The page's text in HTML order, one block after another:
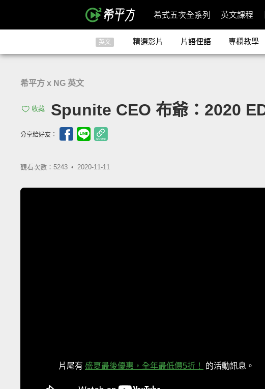
希式五次全系列 英文課程
英文 精選影片 片語俚語 專欄教學
希平方 x NG 英文
收藏 Spunite CEO 布爺：2020
分享給好友：
觀看次數：5243 • 2020-11-11
片尾有 盛夏最後優惠，全年最低價5折！ 的活動訊息。